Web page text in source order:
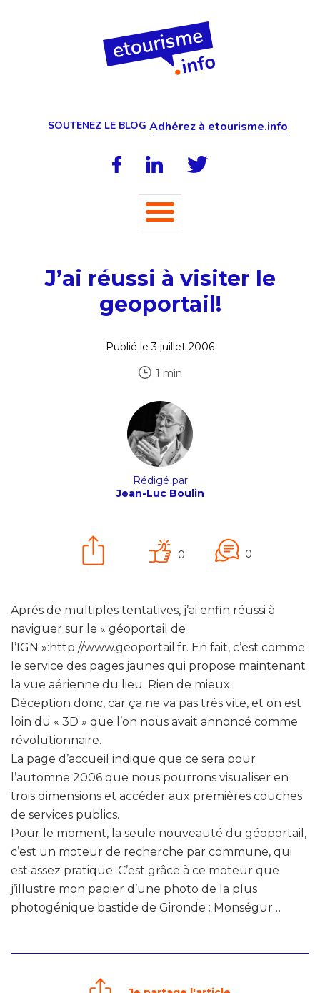
SOUTENEZ LE BLOG Adhérez à etourisme.info
J’ai réussi à visiter le
geoportail!
Publié le 3 juillet 2006
1 min
Rédigé par
Jean-Luc Boulin
0 0
Aprés de multiples tentatives, j’ai enfin réussi à
naviguer sur le « géoportail de
l’IGN »:http://www.geoportail.fr. En fait, c’est comme
le service des pages jaunes qui propose maintenant
la vue aérienne du lieu. Rien de mieux.
Déception donc, car ça ne va pas trés vite, et on est
loin du « 3D » que l’on nous avait annoncé comme
révolutionnaire.
La page d’accueil indique que ce sera pour
l’automne 2006 que nous pourrons visualiser en
trois dimensions et accéder aux premières couches
de services publics.
Pour le moment, la seule nouveauté du géoportail,
c’est un moteur de recherche par commune, qui
est assez pratique. C’est grâce à ce moteur que
j’illustre mon papier d’une photo de la plus
photogénique bastide de Gironde : Monségur…